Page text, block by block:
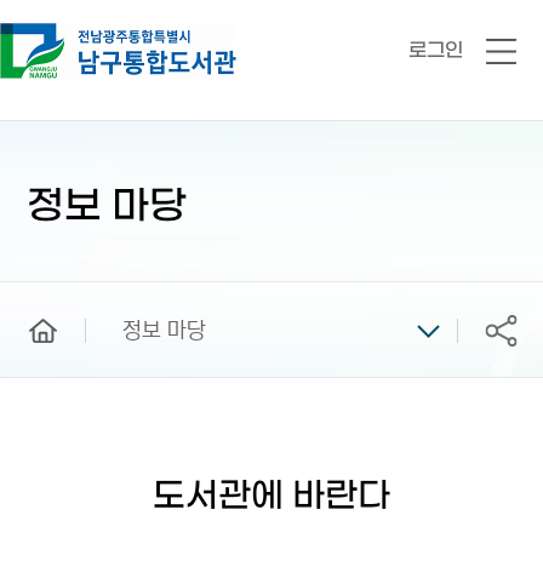
로그인
전
정보 마당
정보 마당 공유
도서관에 바란다